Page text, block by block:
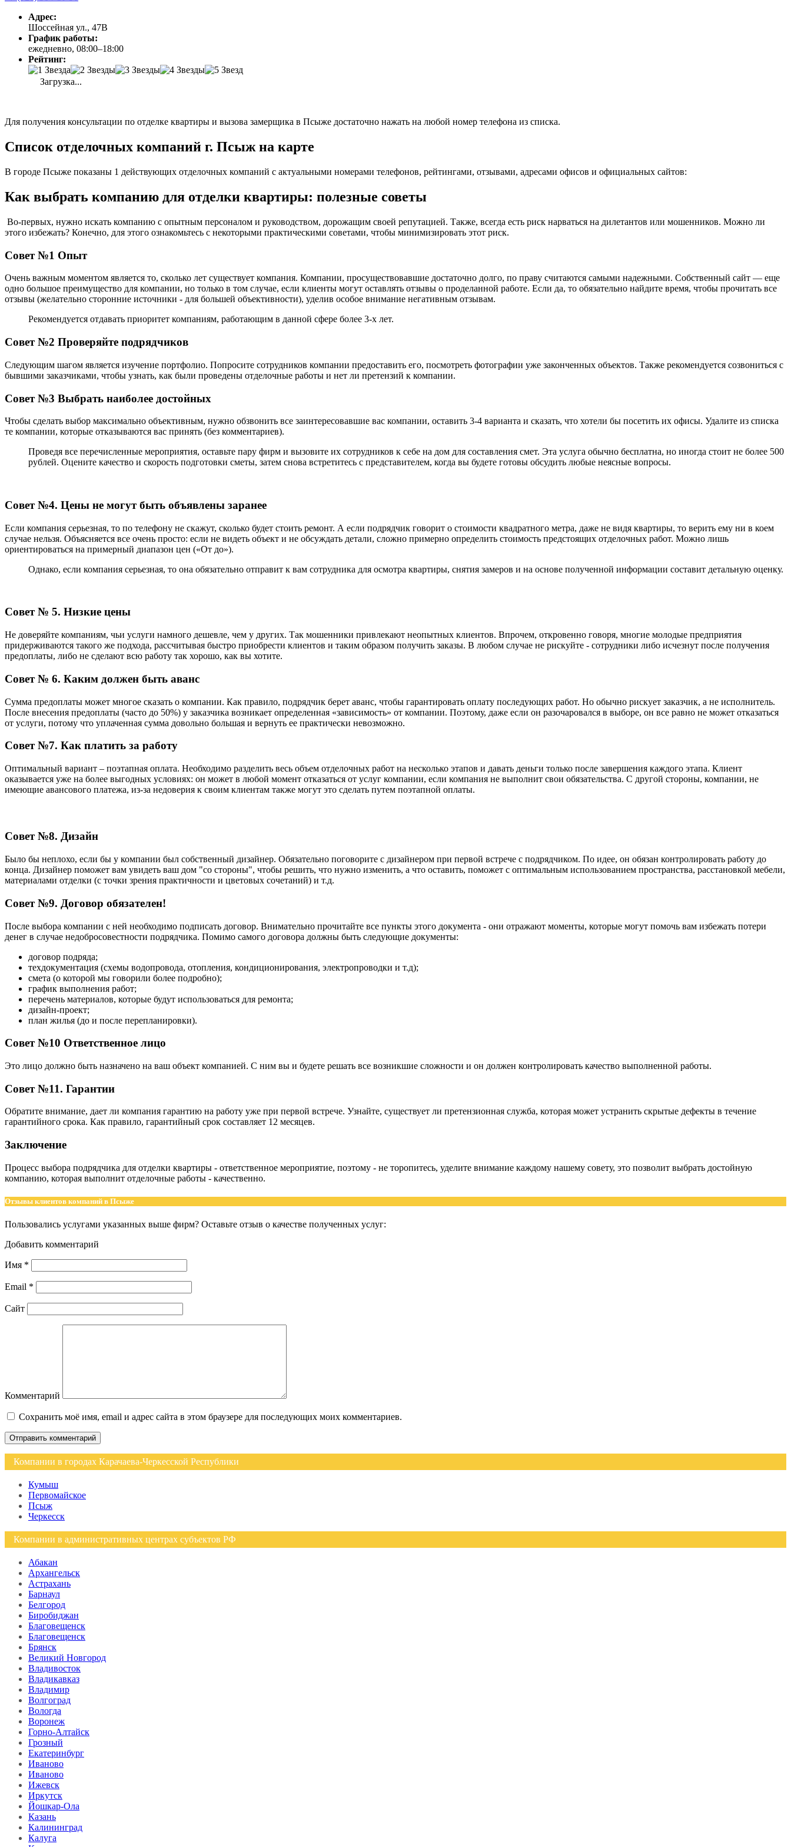
Адрес:
Шоссейная ул., 47В
График работы:
ежедневно, 08:00–18:00
Рейтинг:
Загрузка...
Для получения консультации по отделке квартиры и вызова замерщика в Псыже достаточно нажать на любой номер телефона из списка.
Список отделочных компаний г. Псыж на карте
В городе Псыже показаны 1 действующих отделочных компаний с актуальными номерами телефонов, рейтингами, отзывами, адресами офисов и официальных сайтов:
Как выбрать компанию для отделки квартиры: полезные советы
Во-первых, нужно искать компанию с опытным персоналом и руководством, дорожащим своей репутацией. Также, всегда есть риск нарваться на дилетантов или мошенников. Можно ли
этого избежать? Конечно, для этого ознакомьтесь с некоторыми практическими советами, чтобы минимизировать этот риск.
Совет №1 Опыт
Очень важным моментом является то, сколько лет существует компания. Компании, просуществовавшие достаточно долго, по праву считаются самыми надежными. Собственный сайт — еще
одно большое преимущество для компании, но только в том случае, если клиенты могут оставлять отзывы о проделанной работе. Если да, то обязательно найдите время, чтобы прочитать все
отзывы (желательно сторонние источники - для большей объективности), уделив особое внимание негативным отзывам.
Рекомендуется отдавать приоритет компаниям, работающим в данной сфере более 3-х лет.
Совет №2 Проверяйте подрядчиков
Следующим шагом является изучение портфолио. Попросите сотрудников компании предоставить его, посмотреть фотографии уже законченных объектов. Также рекомендуется созвониться с
бывшими заказчиками, чтобы узнать, как были проведены отделочные работы и нет ли претензий к компании.
Совет №3 Выбрать наиболее достойных
Чтобы сделать выбор максимально объективным, нужно обзвонить все заинтересовавшие вас компании, оставить 3-4 варианта и сказать, что хотели бы посетить их офисы. Удалите из списка
те компании, которые отказываются вас принять (без комментариев).
Проведя все перечисленные мероприятия, оставьте пару фирм и вызовите их сотрудников к себе на дом для составления смет. Эта услуга обычно бесплатна, но иногда стоит не более 500
рублей. Оцените качество и скорость подготовки сметы, затем снова встретитесь с представителем, когда вы будете готовы обсудить любые неясные вопросы.
Совет №4. Цены не могут быть объявлены заранее
Если компания серьезная, то по телефону не скажут, сколько будет стоить ремонт. А если подрядчик говорит о стоимости квадратного метра, даже не видя квартиры, то верить ему ни в коем
случае нельзя. Объясняется все очень просто: если не видеть объект и не обсуждать детали, сложно примерно определить стоимость предстоящих отделочных работ. Можно лишь
ориентироваться на примерный диапазон цен («От до»).
Однако, если компания серьезная, то она обязательно отправит к вам сотрудника для осмотра квартиры, снятия замеров и на основе полученной информации составит детальную оценку.
Совет № 5. Низкие цены
Не доверяйте компаниям, чьи услуги намного дешевле, чем у других. Так мошенники привлекают неопытных клиентов. Впрочем, откровенно говоря, многие молодые предприятия
придерживаются такого же подхода, рассчитывая быстро приобрести клиентов и таким образом получить заказы. В любом случае не рискуйте - сотрудники либо исчезнут после получения
предоплаты, либо не сделают всю работу так хорошо, как вы хотите.
Совет № 6. Каким должен быть аванс
Сумма предоплаты может многое сказать о компании. Как правило, подрядчик берет аванс, чтобы гарантировать оплату последующих работ. Но обычно рискует заказчик, а не исполнитель.
После внесения предоплаты (часто до 50%) у заказчика возникает определенная «зависимость» от компании. Поэтому, даже если он разочаровался в выборе, он все равно не может отказаться
от услуги, потому что уплаченная сумма довольно большая и вернуть ее практически невозможно.
Совет №7. Как платить за работу
Оптимальный вариант – поэтапная оплата. Необходимо разделить весь объем отделочных работ на несколько этапов и давать деньги только после завершения каждого этапа. Клиент
оказывается уже на более выгодных условиях: он может в любой момент отказаться от услуг компании, если компания не выполнит свои обязательства. С другой стороны, компании, не
имеющие авансового платежа, из-за недоверия к своим клиентам также могут это сделать путем поэтапной оплаты.
Совет №8. Дизайн
Было бы неплохо, если бы у компании был собственный дизайнер. Обязательно поговорите с дизайнером при первой встрече с подрядчиком. По идее, он обязан контролировать работу до
конца. Дизайнер поможет вам увидеть ваш дом "со стороны", чтобы решить, что нужно изменить, а что оставить, поможет с оптимальным использованием пространства, расстановкой мебели,
материалами отделки (с точки зрения практичности и цветовых сочетаний) и т.д.
Совет №9. Договор обязателен!
После выбора компании с ней необходимо подписать договор. Внимательно прочитайте все пункты этого документа - они отражают моменты, которые могут помочь вам избежать потери
денег в случае недобросовестности подрядчика. Помимо самого договора должны быть следующие документы:
договор подряда;
техдокументация (схемы водопровода, отопления, кондиционирования, электропроводки и т.д);
смета (о которой мы говорили более подробно);
график выполнения работ;
перечень материалов, которые будут использоваться для ремонта;
дизайн-проект;
план жилья (до и после перепланировки).
Совет №10 Ответственное лицо
Это лицо должно быть назначено на ваш объект компанией. С ним вы и будете решать все возникшие сложности и он должен контролировать качество выполненной работы.
Совет №11. Гарантии
Обратите внимание, дает ли компания гарантию на работу уже при первой встрече. Узнайте, существует ли претензионная служба, которая может устранить скрытые дефекты в течение
гарантийного срока. Как правило, гарантийный срок составляет 12 месяцев.
Заключение
Процесс выбора подрядчика для отделки квартиры - ответственное мероприятие, поэтому - не торопитесь, уделите внимание каждому нашему совету, это позволит выбрать достойную
компанию, которая выполнит отделочные работы - качественно.
Отзывы клиентов компаний в Псыже
Пользовались услугами указанных выше фирм? Оставьте отзыв о качестве полученных услуг:
Добавить комментарий
Имя *
Email *
Сайт
Комментарий
Сохранить моё имя, email и адрес сайта в этом браузере для последующих моих комментариев.
Компании в городах Карачаева-Черкесской Республики
Кумыш
Первомайское
Псыж
Черкесск
Компании в административных центрах субъектов РФ
Абакан
Архангельск
Астрахань
Барнаул
Белгород
Биробиджан
Благовещенск
Благовещенск
Брянск
Великий Новгород
Владивосток
Владикавказ
Владимир
Волгоград
Вологда
Воронеж
Горно-Алтайск
Грозный
Екатеринбург
Иваново
Иваново
Ижевск
Иркутск
Йошкар-Ола
Казань
Калининград
Калуга